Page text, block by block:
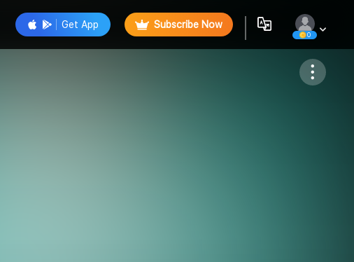
Get App Subscribe Now
0
Follow